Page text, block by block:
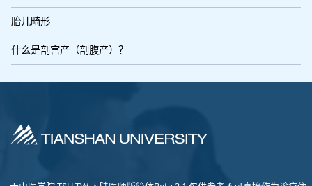
胎儿畸形
什么是剖宫产（剖腹产）？